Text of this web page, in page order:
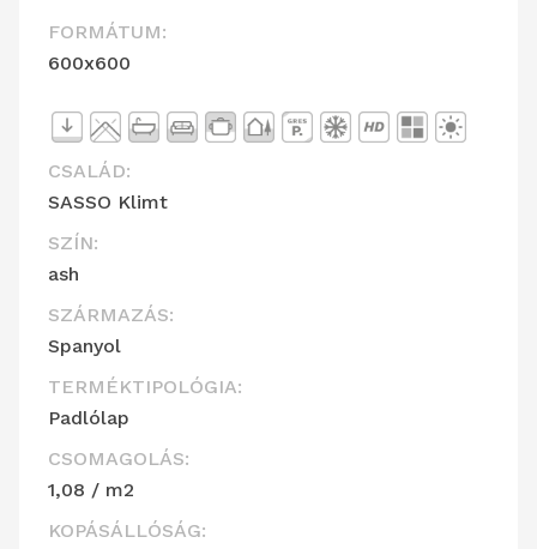
FORMÁTUM:
600x600
CSALÁD:
SASSO Klimt
SZÍN:
ash
SZÁRMAZÁS:
Spanyol
TERMÉKTIPOLÓGIA:
Padlólap
CSOMAGOLÁS:
1,08 / m2
KOPÁSÁLLÓSÁG: